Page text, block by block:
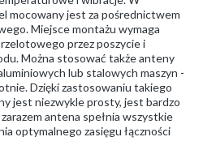
mocowany jest za pośrednictwem
Miejsce montażu wymaga
przez poszycie i
Można stosować także anteny
lub stalowych maszyn -
Dzięki zastosowaniu takiego
jest niezwykle prosty, jest bardzo
antena spełnia wszystkie
optymalnego zasięgu łączności